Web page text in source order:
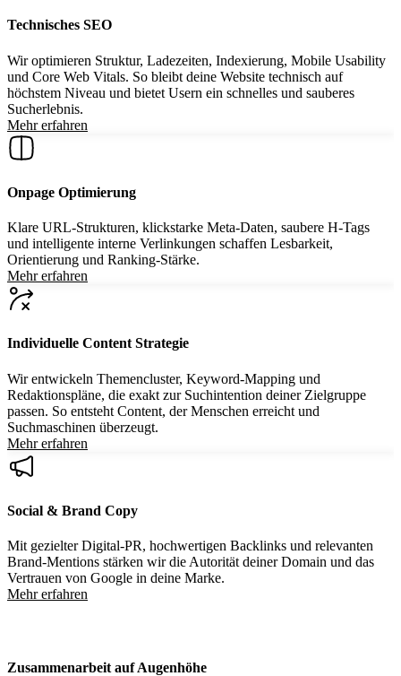
Technisches SEO
Wir optimieren Struktur, Ladezeiten, Indexierung, Mobile Usability
und Core Web Vitals. So bleibt deine Website technisch auf
höchstem Niveau und bietet Usern ein schnelles und sauberes
Sucherlebnis.
Mehr erfahren
Onpage Optimierung
Klare URL-Strukturen, klickstarke Meta-Daten, saubere H-Tags
und intelligente interne Verlinkungen schaffen Lesbarkeit,
Orientierung und Ranking-Stärke.
Mehr erfahren
Individuelle Content Strategie
Wir entwickeln Themencluster, Keyword-Mapping und
Redaktionspläne, die exakt zur Suchintention deiner Zielgruppe
passen. So entsteht Content, der Menschen erreicht und
Suchmaschinen überzeugt.
Mehr erfahren
Social & Brand Copy
Mit gezielter Digital-PR, hochwertigen Backlinks und relevanten
Brand-Mentions stärken wir die Autorität deiner Domain und das
Vertrauen von Google in deine Marke.
Mehr erfahren
Zusammenarbeit auf Augenhöhe